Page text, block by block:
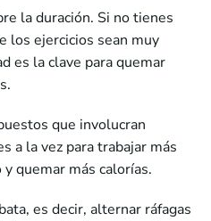
la duración. Si no tienes
los ejercicios sean muy
es la clave para quemar
que involucran
a la vez para trabajar más
quemar más calorías.
es decir, alternar ráfagas